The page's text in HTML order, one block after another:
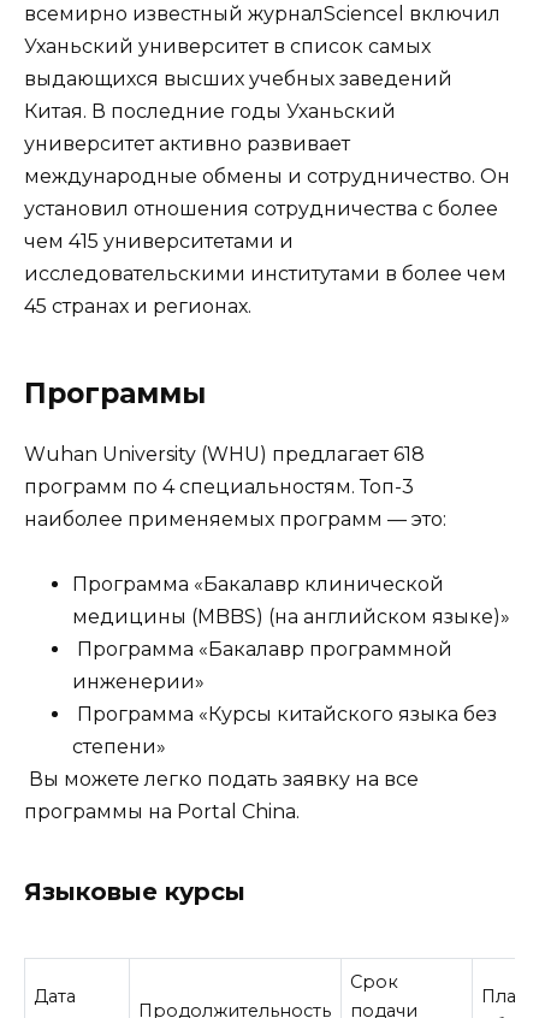
всемирно известный журналSciencel включил
Уханьский университет в список самых
выдающихся высших учебных заведений
Китая. В последние годы Уханьский
университет активно развивает
международные обмены и сотрудничество. Он
установил отношения сотрудничества с более
чем 415 университетами и
исследовательскими институтами в более чем
45 странах и регионах.
Программы
Wuhan University (WHU) предлагает 618
программ по 4 специальностям. Топ-3
наиболее применяемых программ — это:
Программа «Бакалавр клинической
медицины (MBBS) (на английском языке)»
Программа «Бакалавр программной
инженерии»
Программа «Курсы китайского языка без
степени»
Вы можете легко подать заявку на все
программы на Portal China.
Языковые курсы
Дата
Продолжительность
Срок
подачи
Плата